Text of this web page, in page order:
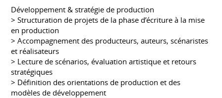
Développement & stratégie de production
> Structuration de projets de la phase d’écriture à la mise
en production
> Accompagnement des producteurs, auteurs, scénaristes
et réalisateurs
> Lecture de scénarios, évaluation artistique et retours
stratégiques
> Définition des orientations de production et des
modèles de développement